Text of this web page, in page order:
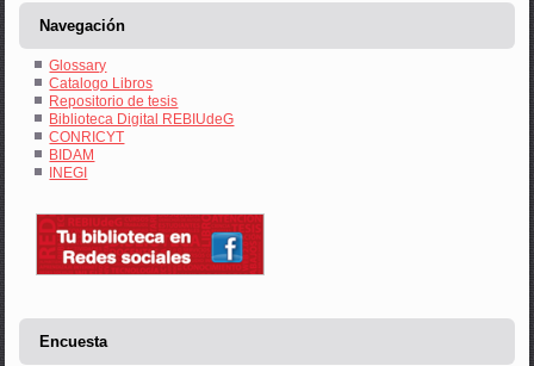
Navegación
Glossary
Catalogo Libros
Repositorio de tesis
Biblioteca Digital REBIUdeG
CONRICYT
BIDAM
INEGI
Encuesta